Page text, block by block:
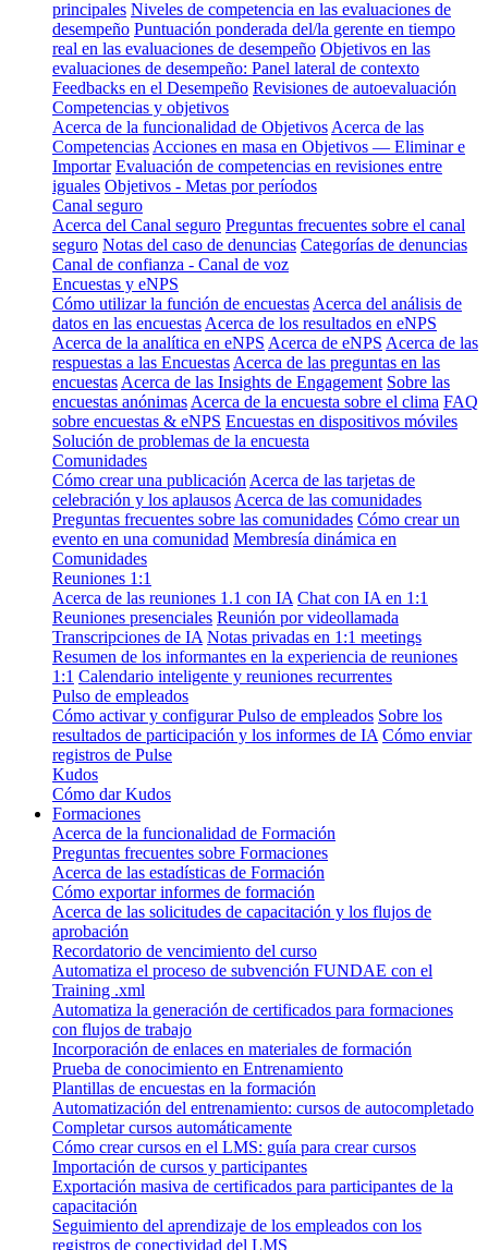
principales Niveles de competencia en las evaluaciones de
desempeño Puntuación ponderada del/la gerente en tiempo
real en las evaluaciones de desempeño Objetivos en las
evaluaciones de desempeño: Panel lateral de contexto
Feedbacks en el Desempeño Revisiones de autoevaluación
Competencias y objetivos
Acerca de la funcionalidad de Objetivos Acerca de las
Competencias Acciones en masa en Objetivos — Eliminar e
Importar Evaluación de competencias en revisiones entre
iguales Objetivos - Metas por períodos
Canal seguro
Acerca del Canal seguro Preguntas frecuentes sobre el canal
seguro Notas del caso de denuncias Categorías de denuncias
Canal de confianza - Canal de voz
Encuestas y eNPS
Cómo utilizar la función de encuestas Acerca del análisis de
datos en las encuestas Acerca de los resultados en eNPS
Acerca de la analítica en eNPS Acerca de eNPS Acerca de las
respuestas a las Encuestas Acerca de las preguntas en las
encuestas Acerca de las Insights de Engagement Sobre las
encuestas anónimas Acerca de la encuesta sobre el clima FAQ
sobre encuestas & eNPS Encuestas en dispositivos móviles
Solución de problemas de la encuesta
Comunidades
Cómo crear una publicación Acerca de las tarjetas de
celebración y los aplausos Acerca de las comunidades
Preguntas frecuentes sobre las comunidades Cómo crear un
evento en una comunidad Membresía dinámica en
Comunidades
Reuniones 1:1
Acerca de las reuniones 1.1 con IA Chat con IA en 1:1
Reuniones presenciales Reunión por videollamada
Transcripciones de IA Notas privadas en 1:1 meetings
Resumen de los informantes en la experiencia de reuniones
1:1 Calendario inteligente y reuniones recurrentes
Pulso de empleados
Cómo activar y configurar Pulso de empleados Sobre los
resultados de participación y los informes de IA Cómo enviar
registros de Pulse
Kudos
Cómo dar Kudos
Formaciones
Acerca de la funcionalidad de Formación
Preguntas frecuentes sobre Formaciones
Acerca de las estadísticas de Formación
Cómo exportar informes de formación
Acerca de las solicitudes de capacitación y los flujos de
aprobación
Recordatorio de vencimiento del curso
Automatiza el proceso de subvención FUNDAE con el
Training .xml
Automatiza la generación de certificados para formaciones
con flujos de trabajo
Incorporación de enlaces en materiales de formación
Prueba de conocimiento en Entrenamiento
Plantillas de encuestas en la formación
Automatización del entrenamiento: cursos de autocompletado
Completar cursos automáticamente
Cómo crear cursos en el LMS: guía para crear cursos
Importación de cursos y participantes
Exportación masiva de certificados para participantes de la
capacitación
Seguimiento del aprendizaje de los empleados con los
registros de conectividad del LMS